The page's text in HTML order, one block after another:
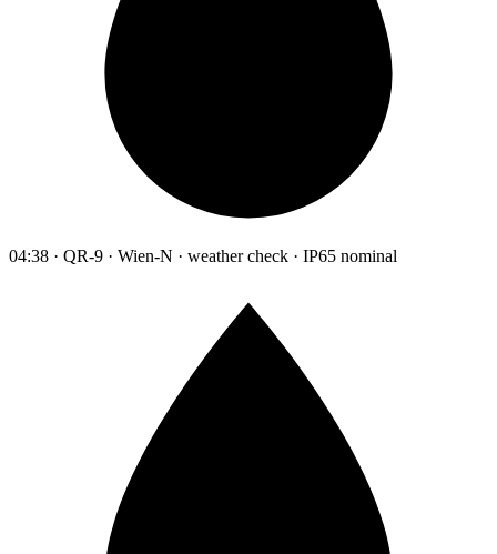
04:38 · QR-9 · Wien-N · weather check · IP65 nominal